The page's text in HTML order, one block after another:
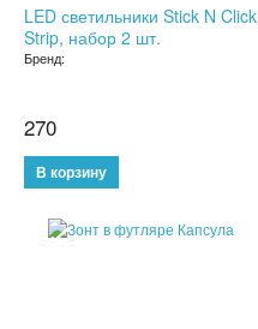
ОСВЕЩЕНИЕ
ШЛАНГИ XHOSE
LED светильники Stick N Click
Strip, набор 2 шт.
Бренд:
270
SALE